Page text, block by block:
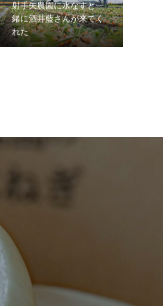
射手矢農園に水なすと一
緒に酒井藍さんが来てく
れた